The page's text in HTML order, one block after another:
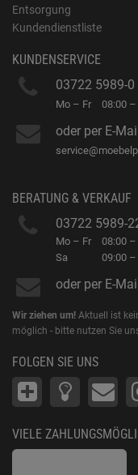
Entsorgung
Kundendienstliste
KUNDENSERVICE
03722 5989-0
Mo – Fr 08:00 –
oder per E-Mail
BERATUNG & VERKAUF
03722 5989-
Mo – Fr
Sa
08:00 –
09:00 –
oder per E-Mail
Wir ziehen um! Aktuell ist
möglich - bitte nutzen Sie
FOLGEN SIE UNS
VIELE